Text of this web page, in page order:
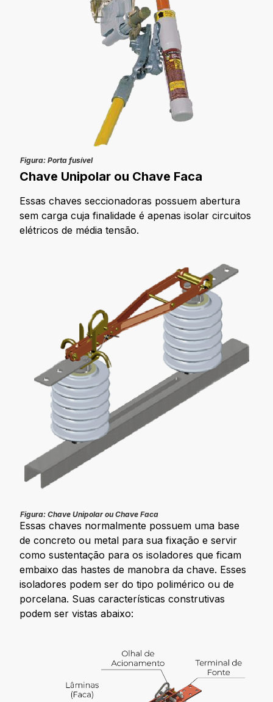
Figura: Porta fusível
Chave Unipolar ou Chave Faca
Essas chaves seccionadoras possuem abertura
sem carga cuja finalidade é apenas isolar circuitos
elétricos de média tensão.
Figura: Chave Unipolar ou Chave Faca
Essas chaves normalmente possuem uma base
de concreto ou metal para sua fixação e servir
como sustentação para os isoladores que ficam
embaixo das hastes de manobra da chave. Esses
isoladores podem ser do tipo polimérico ou de
porcelana. Suas características construtivas
podem ser vistas abaixo: